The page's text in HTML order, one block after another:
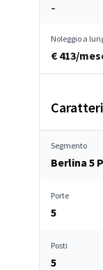
–
Noleggio a
€ 413/
Segmento
Berlina 5
Porte
5
Posti
5